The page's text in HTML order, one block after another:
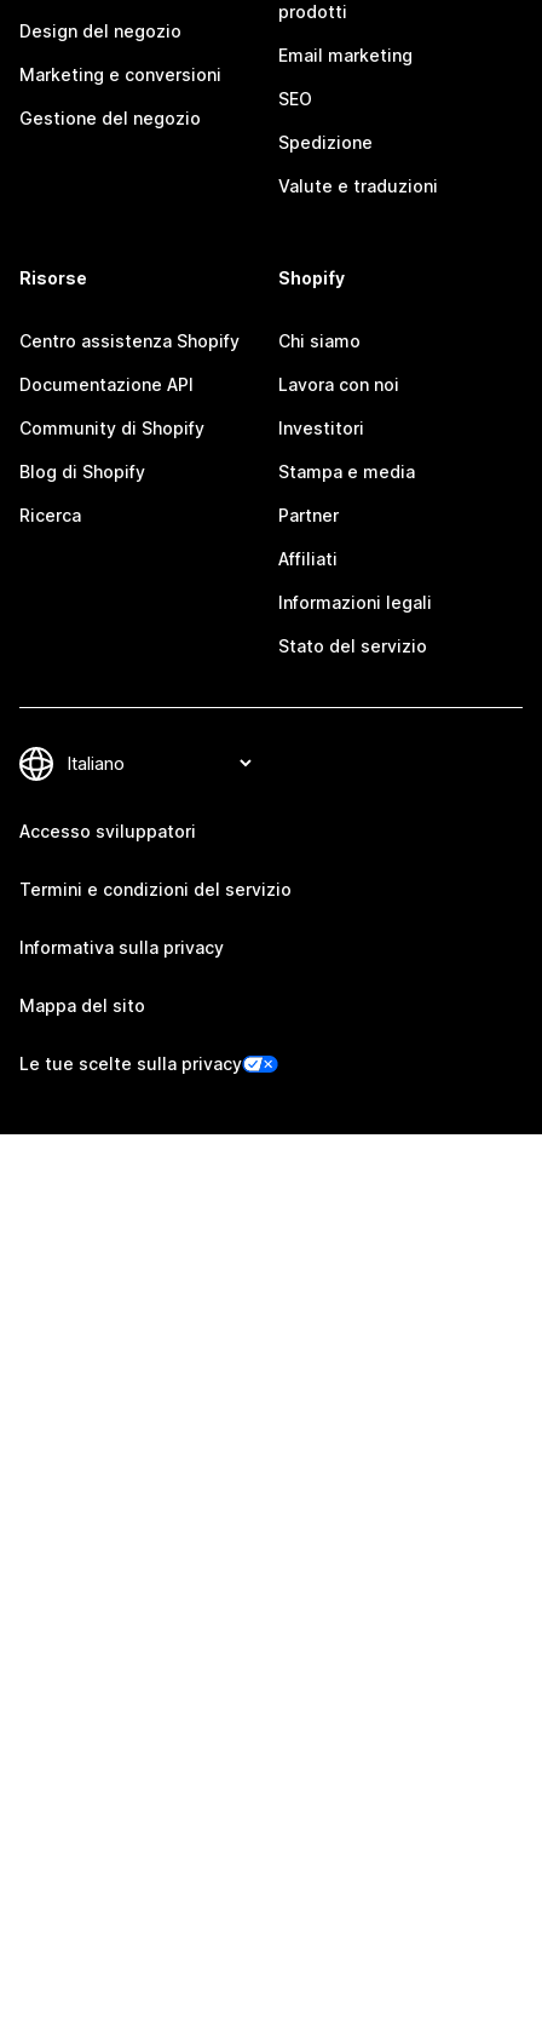
Design del negozio
Marketing e conversioni
Gestione del negozio
prodotti
Email marketing
SEO
Spedizione
Valute e traduzioni
Risorse
Centro assistenza Shopify
Documentazione API
Community di Shopify
Blog di Shopify
Ricerca
Shopify
Chi siamo
Lavora con noi
Investitori
Stampa e media
Partner
Affiliati
Informazioni legali
Stato del servizio
Accesso sviluppatori
Termini e condizioni del servizio
Informativa sulla privacy
Mappa del sito
Le tue scelte sulla privacy